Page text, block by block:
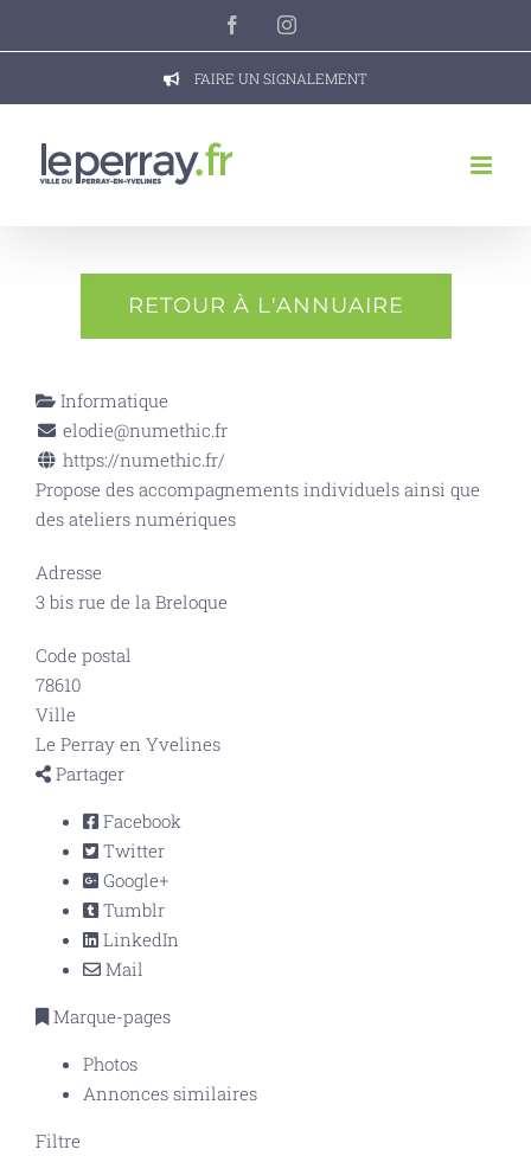
FacebookInstagram
FAIRE UN SIGNALEMENT
RETOUR À L'ANNUAIRE
Informatique
elodie@numethic.fr
https://numethic.fr/
Propose des accompagnements individuels ainsi que
des ateliers numériques
Adresse
3 bis rue de la Breloque
Code postal
78610
Ville
Le Perray en Yvelines
Partager
Facebook
Twitter
Google+
Tumblr
LinkedIn
Mail
Marque-pages
Photos
Annonces similaires
Filtre